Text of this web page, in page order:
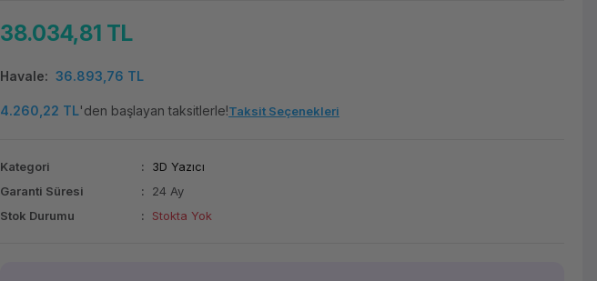
38.034,81 TL
Havale 36.893,76 TL
4.260,22 TL'den başlayan taksitlerle!Taksit Seçenekleri
Kategori
3D Yazıcı
Garanti Süresi
24 Ay
Stok Durumu
Stokta Yok